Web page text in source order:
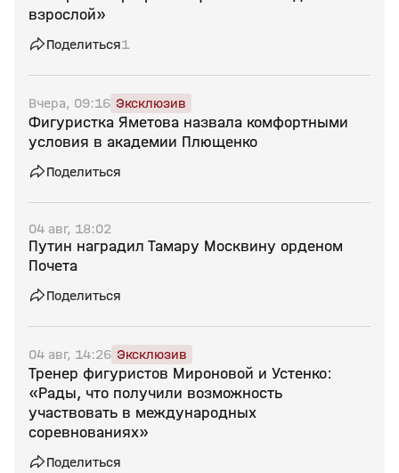
взрослой»
Поделиться1
Вчера, 09:16 Эксклюзив
Фигуристка Яметова назвала комфортными
условия в академии Плющенко
Поделиться
04 авг, 18:02
Путин наградил Тамару Москвину орденом
Почета
Поделиться
04 авг, 14:26 Эксклюзив
Тренер фигуристов Мироновой и Устенко:
«Рады, что получили возможность
участвовать в международных
соревнованиях»
Поделиться